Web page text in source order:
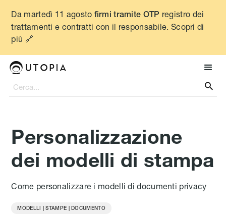
Da martedì 11 agosto firmi tramite OTP registro dei
trattamenti e contratti con il responsabile. Scopri di
più 🔗

Personalizzazione
dei modelli di stampa
Come personalizzare i modelli di documenti privacy
MODELLI | STAMPE | DOCUMENTO